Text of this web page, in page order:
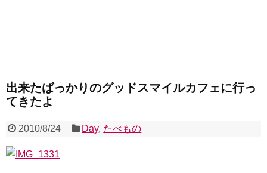
出来たばっかりのグッドスマイルカフェに行っ
てきたよ
2010/8/24 Day, たべもの